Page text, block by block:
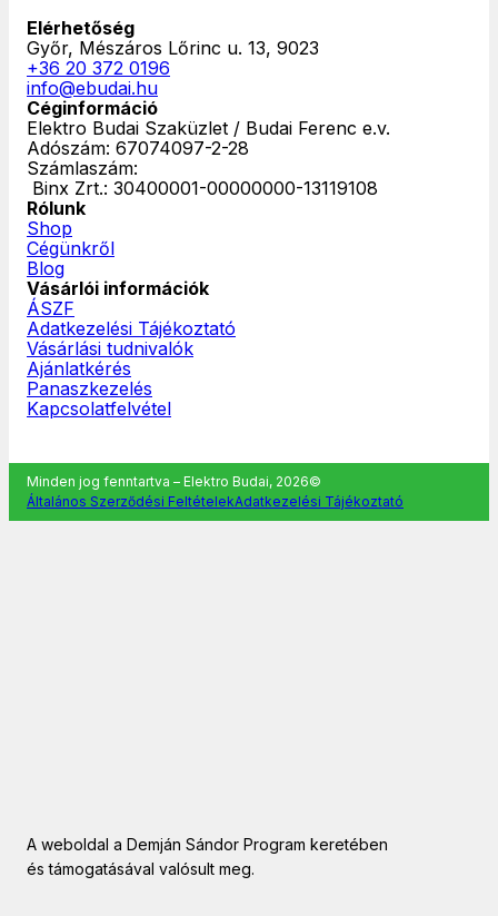
Elérhetőség
Győr, Mészáros Lőrinc u. 13, 9023
+36 20 372 0196
info@ebudai.hu
Céginformáció
Elektro Budai Szaküzlet / Budai Ferenc e.v.
Adószám: 67074097-2-28
Számlaszám:
‎ Binx Zrt.: 30400001-00000000-13119108
Rólunk
Shop
Cégünkről
Blog
Vásárlói információk
ÁSZF
Adatkezelési Tájékoztató
Vásárlási tudnivalók
Ajánlatkérés
Panaszkezelés
Kapcsolatfelvétel
Minden jog fenntartva – Elektro Budai, 2026©
Általános Szerződési FeltételekAdatkezelési Tájékoztató
A weboldal a Demján Sándor Program keretében
és támogatásával valósult meg.